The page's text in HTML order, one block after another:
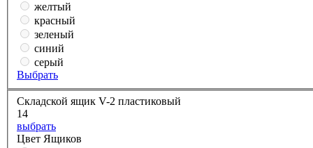
желтый
красный
зеленый
синий
серый
Выбрать
Складской ящик V-2 пластиковый
14
выбрать
Цвет Ящиков